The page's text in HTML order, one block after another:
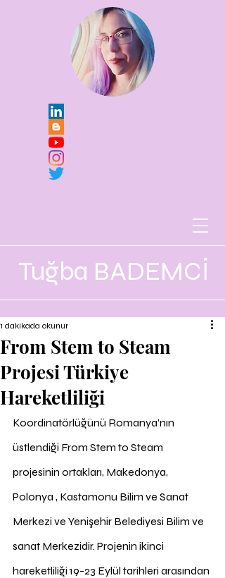
Tuğba BADEMCİ
From Stem to Steam
Projesi Türkiye
Hareketliliği
1 dakikada okunur
Koordinatörlüğünü Romanya'nın
üstlendiği From Stem to Steam
projesinin ortakları, Makedonya,
Polonya , Kastamonu Bilim ve Sanat
Merkezi ve Yenişehir Belediyesi Bilim ve
sanat Merkezidir. Projenin ikinci
hareketliliği 19-23 Eylül tarihleri arasından